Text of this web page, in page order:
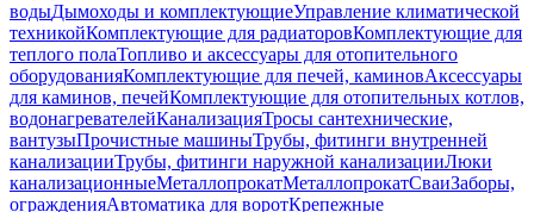
водыДымоходы и комплектующиеУправление климатической
техникойКомплектующие для радиаторовКомплектующие для
теплого полаТопливо и аксессуары для отопительного
оборудованияКомплектующие для печей, каминовАксессуары
для каминов, печейКомплектующие для отопительных котлов,
водонагревателейКанализацияТросы сантехнические,
вантузыПрочистные машиныТрубы, фитинги внутренней
канализацииТрубы, фитинги наружной канализацииЛюки
канализационныеМеталлопрокатМеталлопрокатСваиЗаборы,
огражденияАвтоматика для воротКрепежные